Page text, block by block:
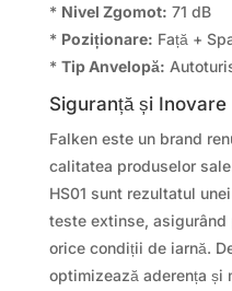
* Nivel Zgomot: 71 dB
* Poziționare: Față +
* Tip Anvelopă:
Siguranță și Inovare
Falken este un brand
calitatea produselor
HS01 sunt rezultatul
teste extinse, asigurând
orice condiții de iarnă.
optimizează aderența și